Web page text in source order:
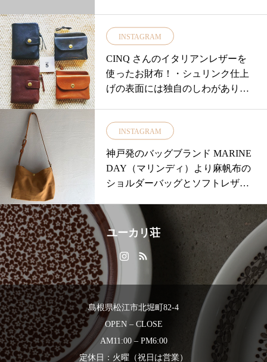
で使い込むほど風合いが増しま
す！.colorは黄 黒 赤ブルーグレー
薄水色と5色取り揃えました.price
¥1,500+tax.皆様の推しcolorはござ
してみてくださいね本日も18時ま
で営業中です.#島根#松江#ユーカ
リ荘#yukarisou#古民家#雑貨#ライ
フスタイルショップ#セレクトショ
ップ#ホワイトデー#ギフト#プレゼ
ント#松野屋#くらしの道具#牛革#
がま口##島根旅行#島根観光#松江
旅行#松江観光
INSTAGRAM
CINQ さんのイタリアンレザーを
使ったお財布！・シュリンク仕上
げの表面には独自のしわがあり細
▼2つ折り▼小さな財布▼長財布の
3種類ご用意しております！・人気
で完売しておりました2つ折り財布
のブラックも再入荷しておりま
♡・手にしっくりくるこの感
じ。。ぜひ店頭でチェックしてみ
てください！・大切な方へのギフ
トにもオススメです・#ユーカリ荘
#yukarisou#島根#松江#古民家#セレ
クトショップ#ライフスタイルショ
ップ#雑貨#雑貨屋#財布#サンク#CI
NQ#ギフト#プレゼント#長財布#小
さい財布#2つ折り財布#レザー
INSTAGRAM
神戸発のバッグブランド MARINE
DAY（マリンディ）より麻帆布の
ショルダーバッグとソフトレザー
た♪・素材の良さが光るショルダー
バッグ♪麻帆布に牛革のストラップ
と真鍮製の金具がアクセント◎・
ソフトレザーのトートバッグはマ
チをたっぷりとってあるので収納
力のバッチリです♪オールシーズン
使えそうなシンプルデザイン♡・
どんなお洋服にも合わせやすく使
いこむごとに風合いが増していく
のも嬉しいです︎・#ユーカリ荘#ラ
ユーカリ荘
島根県松江市北堀町82-4
OPEN – CLOSE
AM11:00 – PM6:00
定休日：火曜（祝日は営業）